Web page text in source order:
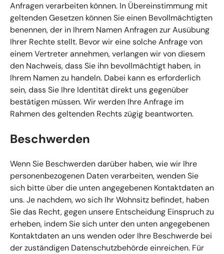
Anfragen verarbeiten können. In Übereinstimmung mit
geltenden Gesetzen können Sie einen Bevollmächtigten
benennen, der in Ihrem Namen Anfragen zur Ausübung
Ihrer Rechte stellt. Bevor wir eine solche Anfrage von
einem Vertreter annehmen, verlangen wir von diesem
den Nachweis, dass Sie ihn bevollmächtigt haben, in
Ihrem Namen zu handeln. Dabei kann es erforderlich
sein, dass Sie Ihre Identität direkt uns gegenüber
bestätigen müssen. Wir werden Ihre Anfrage im
Rahmen des geltenden Rechts zügig beantworten.
Beschwerden
Wenn Sie Beschwerden darüber haben, wie wir Ihre
personenbezogenen Daten verarbeiten, wenden Sie
sich bitte über die unten angegebenen Kontaktdaten an
uns. Je nachdem, wo sich Ihr Wohnsitz befindet, haben
Sie das Recht, gegen unsere Entscheidung Einspruch zu
erheben, indem Sie sich unter den unten angegebenen
Kontaktdaten an uns wenden oder Ihre Beschwerde bei
der zuständigen Datenschutzbehörde einreichen. Für